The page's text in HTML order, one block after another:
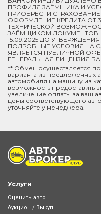
ПРОФИЛЯ ЗАЁМЩИКА И
ПРИОБРЕСТИ
ОФОРМЛЕНИЕ КРЕДИТА ОТ
ТЕХНИЧЕСКОЙ
ЗАЁМЩИКОМ ДОКУМЕНТОВ.
15.09.2025 ДО
ПОДРОБНЫЕ УСЛОВИЯ НА
ЯВЛЯЕТСЯ ПУБЛИЧНОЙ
ГЕНЕРАЛЬНАЯ ЛИЦЕНЗИЯ
** Обмен осуществляется
варианта из
автомобиля на машину из
возможность предоставить
увеличение оплаты за ваш
цены соответствующего
уточняйте у менеджера.
Услуги
Оценить авто
Аукцион / Выкуп